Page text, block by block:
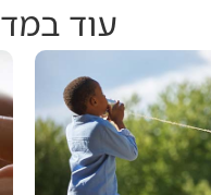
עוד